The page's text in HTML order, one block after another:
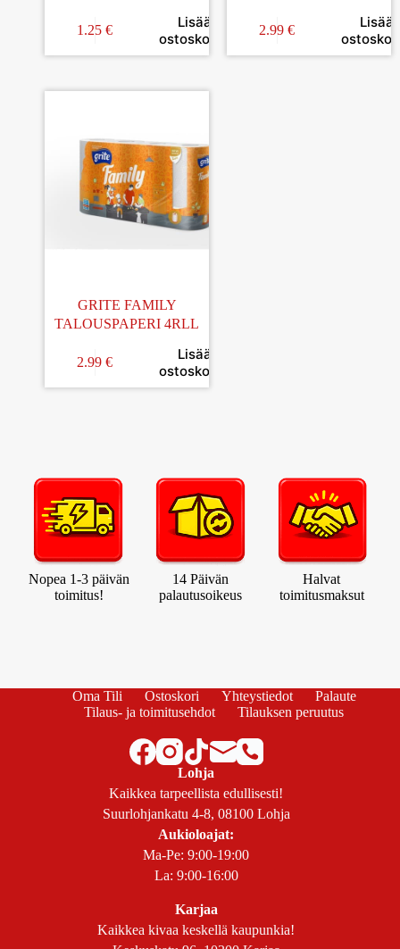
1.25 €
Lisää
ostoskoriin
2.99 €
Lisää
GRITE FAMILY
TALOUSPAPERI 4RLL
2.99 €
Lisää
ostoskoriin
Nopea 1-3 päivän
toimitus!
14 Päivän
palautusoikeus
Halvat
toimitusmaksut
Oma Tili Ostoskori Yhteystiedot
Palaute
Tilaus- ja toimitusehdot
Tilauksen peruutus
Lohja
Kaikkea tarpeellista edullisesti!
Suurlohjankatu 4-8, 08100 Lohja
Aukioloajat:
Ma-Pe: 9:00-19:00
La: 9:00-16:00
Karjaa
Kaikkea kivaa keskellä kaupunkia!